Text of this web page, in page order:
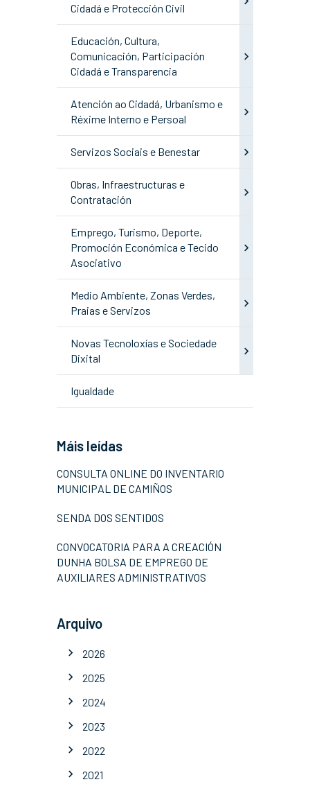
Cidadá e Protección Civil
Educación, Cultura,
Comunicación, Participación
Cidadá e Transparencia
Atención ao Cidadá, Urbanismo e
Réxime Interno e Persoal
Servizos Sociais e Benestar
Obras, Infraestructuras e
Contratación
Emprego, Turismo, Deporte,
Promoción Económica e Tecido
Asociativo
Medio Ambiente, Zonas Verdes,
Praias e Servizos
Novas Tecnoloxías e Sociedade
Dixital
Igualdade
Máis leídas
CONSULTA ONLINE DO INVENTARIO
MUNICIPAL DE CAMIÑOS
SENDA DOS SENTIDOS
CONVOCATORIA PARA A CREACIÓN
DUNHA BOLSA DE EMPREGO DE
AUXILIARES ADMINISTRATIVOS
Arquivo
2026
2025
2024
2023
2022
2021